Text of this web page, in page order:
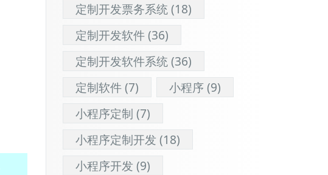
定制开发票务系统(18)
定制开发软件(36)
定制开发软件系统(36)
定制软件(7) 小程序(9)
小程序定制 (7)
小程序定制开发 (18)
小程序开发 (9)